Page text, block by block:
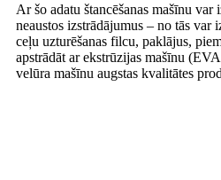
Ar šo adatu štancēšanas mašīnu
neaustos izstrādājumus – no tās var
ceļu uzturēšanas filcu, paklājus,
apstrādāt ar ekstrūzijas mašīnu
velūra mašīnu augstas kvalitātes